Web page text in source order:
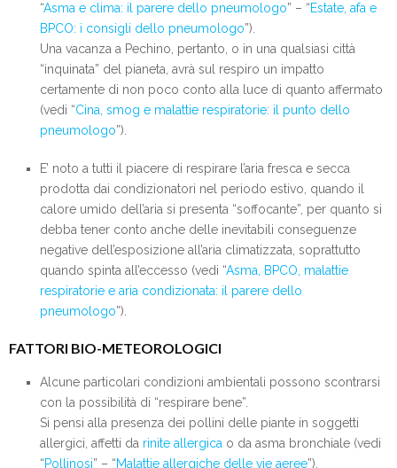
“Asma e clima: il parere dello pneumologo” – “Estate, afa e
BPCO: i consigli dello pneumologo”).
Una vacanza a Pechino, pertanto, o in una qualsiasi città
“inquinata” del pianeta, avrà sul respiro un impatto
certamente di non poco conto alla luce di quanto affermato
(vedi “Cina, smog e malattie respiratorie: il punto dello
pneumologo”).
E’ noto a tutti il piacere di respirare l’aria fresca e secca
prodotta dai condizionatori nel periodo estivo, quando il
calore umido dell’aria si presenta “soffocante”, per quanto si
debba tener conto anche delle inevitabili conseguenze
negative dell’esposizione all’aria climatizzata, soprattutto
quando spinta all’eccesso (vedi “Asma, BPCO, malattie
respiratorie e aria condizionata: il parere dello
pneumologo”).
FATTORI BIO-METEOROLOGICI
Alcune particolari condizioni ambientali possono scontrarsi
con la possibilità di “respirare bene”.
Si pensi alla presenza dei pollini delle piante in soggetti
allergici, affetti da rinite allergica o da asma bronchiale (vedi
“Pollinosi” – “Malattie allergiche delle vie aeree”).